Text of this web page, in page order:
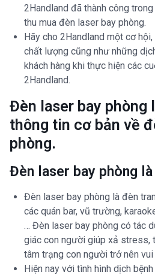
2Handland đã thành công
thu mua đèn laser bay phòng.
Hãy cho 2Handland một cơ
chất lượng cũng như những
khách hàng khi thực hiện các
2Handland.
Đèn laser bay phòng
thông tin cơ bản về
phòng.
Đèn laser bay phòng
Đèn laser bay phòng là đèn
các quán bar, vũ trường,
… Đèn laser bay phòng có tác
giác con người giúp xả stress,
tâm trạng con người trở nên vui
Hiện nay với tình hình dịch